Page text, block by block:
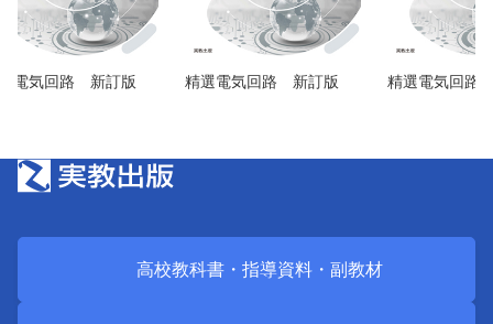
電気回路 新訂版 精選電気回路 新訂版 精選電気回路
高校教科書・ 指導資料・ 副教材